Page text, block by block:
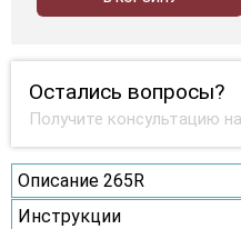
Остались вопросы?
Получите консультацию
Описание 265R
Инструкции